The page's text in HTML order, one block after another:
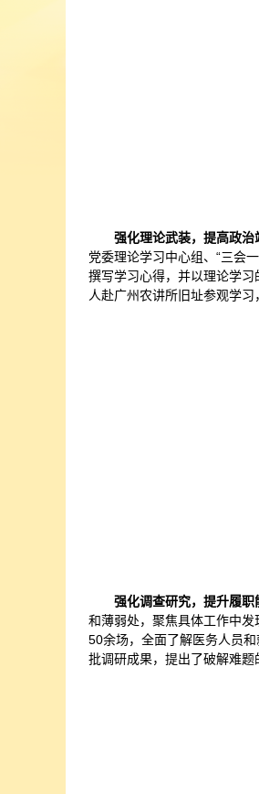
强化理论武装，提高政治
党委理论学习中心组、“三会
撰写学习心得，并以理论学
人赴广州农讲所旧址参观学
强化调查研究，提升履职
和薄弱处，聚焦具体工作中
50余场，全面了解医务人员
批调研成果，提出了破解难题